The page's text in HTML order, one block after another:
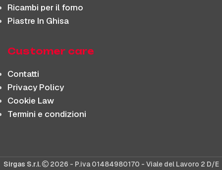
Ricambi per il forno
Piastre In Ghisa
Customer care
Contatti
Privacy Policy
Cookie Law
Termini e condizioni
Sirgas S.r.l. 2026 - P.iva 01484980170 - Viale del Lavoro 2 D/E